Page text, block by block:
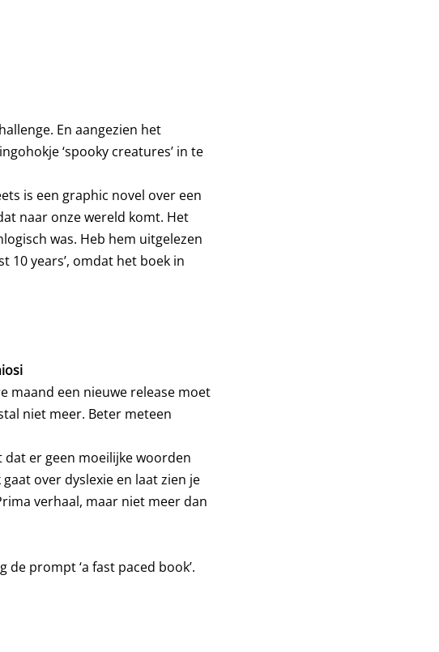
En aangezien het
‘spooky creatures’ in te
is een graphic novel over een
naar onze wereld komt. Het
was. Heb hem uitgelezen
10 years’, omdat het boek in
maand een nieuwe release moet
niet meer. Beter meteen
dat er geen moeilijke woorden
over dyslexie en laat zien je
verhaal, maar niet meer dan
prompt ‘a fast paced book’.